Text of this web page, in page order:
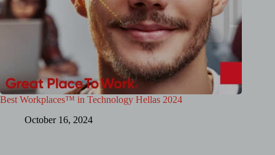
Best Workplaces™ in Technology Hellas 2024
October 16, 2024